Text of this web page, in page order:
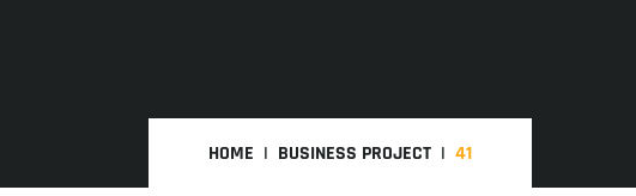
HOME BUSINESS PROJECT 41